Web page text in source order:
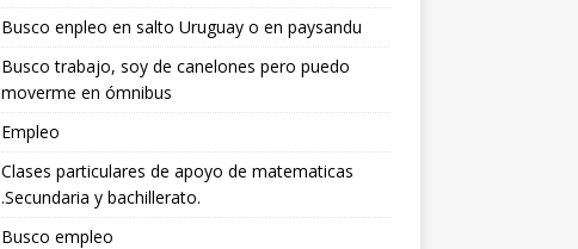
Busco enpleo en salto Uruguay o en paysandu
Busco trabajo, soy de canelones pero puedo
moverme en ómnibus
Empleo
Clases particulares de apoyo de matematicas
.Secundaria y bachillerato.
Busco empleo